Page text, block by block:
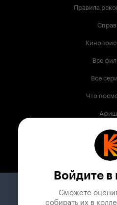
Правила
Все
Все
Что
Служба
Войдите
Сможете
собирать их в